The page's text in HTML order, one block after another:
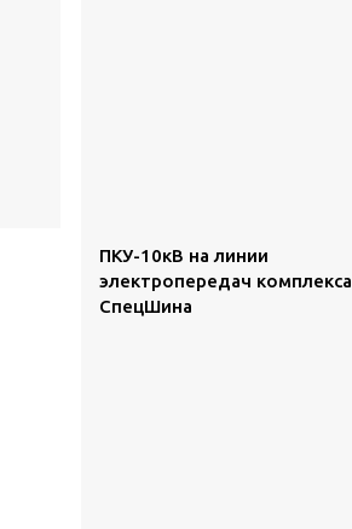
ПКУ-10кВ на линии
электропередач комплекса
СпецШина